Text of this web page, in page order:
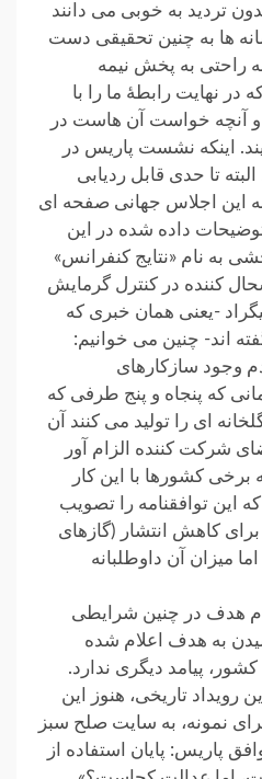
تردید به خوبی می دانند
ها به چنین تحقیقی دست
راحتی به پخش نیمه
در نهایت رابطۀ ما را با
و آنچه خواست آن هاست در
اینکه نشست پاریس در
تا حدی قابل ردیابی
به این اجلاس جهانی صفحه ای
داده شده در این
به نام «نتایج کنفرانس»
کننده در کنترل گرمایش
-یعنی همان خبری که
اند- چنین می خوانیم:
وجود سازکارهای
که پنجاه و پنج طرفی که
ای را تولید می کنند آن
شرکت کننده الزام آور
کشورها با این کار
این توافقنامه را تصویب
کاهش انتشار (گازهای
میزان آن داوطلبانه
هدف در چنین شرایطی
به هدف اعلام شده
پیامد دیگری ندارد.
رویداد تاریخی، هنوز این
نمونه، به سایت صلح سبز
پاریس: پایان استفاده از